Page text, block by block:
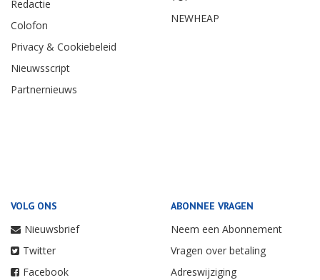
Redactie
Colofon
Privacy & Cookiebeleid
Nieuwsscript
Partnernieuws
NEWHEAP
VOLG ONS
Nieuwsbrief
Twitter
Facebook
ABONNEE VRAGEN
Neem een Abonnement
Vragen over betaling
Adreswijziging